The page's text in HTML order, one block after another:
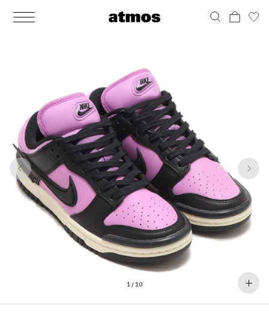
MEN
バッグ
アクセサリー
その他
アディダス ピックアップ
シューズ
サンダル
その他
すべてのシューズ
ライフスタイルランニング
ウェア
アウター
パンツ
ソックス
アンダーウェア
水着
バッグ
ショルダー / メッセンジャーバッグ
トート / エコバッグ
クラッチ / セカンドバッグ
ウエストバッグ
その他
すべてのバッグ
アクセサリー
グッズ / アクセサリー
その他
すべてのアクセサリー
その他
おもちゃ / フィギュア
その他
すべてのその他
WOMENS
バッグ
アクセサリー
その他
アディダス ピックアップ
シューズ
サンダル / パンプス
その他
すべてのシューズ
ライフスタイルランニング
ウェア
アウター
パンツ
ワンピース
スカート
ソックス
アンダーウェア
すべてのウェア
バッグ
ショルダー / メッセンジャーバッグ
トート / エコバッグ
クラッチ / セカンドバッグ
ウエストバッグ
その他
すべてのバッグ
アクセサリー
グッズ / アクセサリー
その他
すべてのアクセサリー
その他
おもちゃ / フィギュア
その他
すべてのその他
1 /10
1 10